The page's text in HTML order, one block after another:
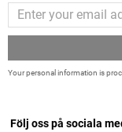
Your personal information is
Följ oss på sociala